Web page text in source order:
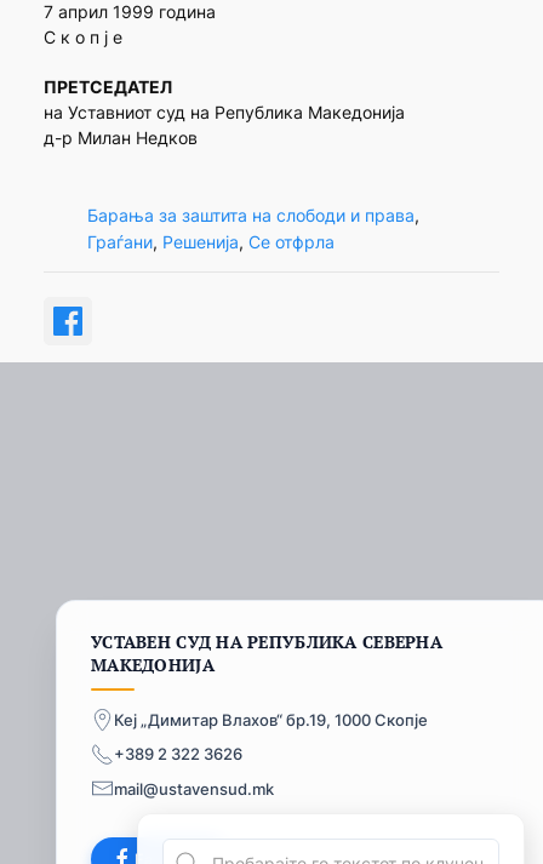
7 април 1999 година
С к о п ј е
ПРЕТСЕДАТЕЛ
на Уставниот суд на Република Македонија
д-р Милан Недков
Барања за заштита на слободи и права
Граѓани, Решенија, Се отфрла
УСТАВЕН СУД НА РЕПУБЛИКА СЕВЕРНА
МАКЕДОНИЈА
Кеј „Димитар Влахов“ бр.19, 1000 Скопје
+389 2 322 3626
mail@ustavensud.mk
Facebook